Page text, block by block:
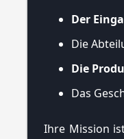
Der
Die
Die
Das
Ihre Mission